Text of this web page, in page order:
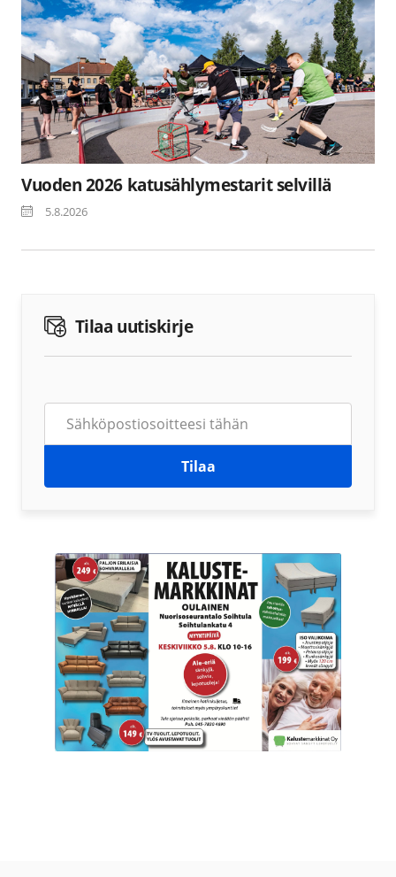
Vuoden 2026 katusählymestarit selvillä
5.8.2026
Tilaa uutiskirje
Tilaa